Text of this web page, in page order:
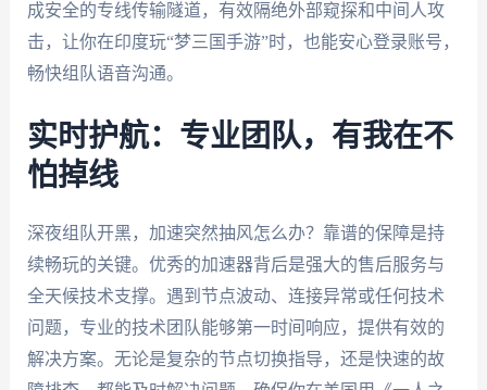
成安全的专线传输隧道，有效隔绝外部窥探和中间人攻
击，让你在印度玩“梦三国手游”时，也能安心登录账号，
畅快组队语音沟通。
实时护航：专业团队，有我在不
怕掉线
深夜组队开黑，加速突然抽风怎么办？靠谱的保障是持
续畅玩的关键。优秀的加速器背后是强大的售后服务与
全天候技术支撑。遇到节点波动、连接异常或任何技术
问题，专业的技术团队能够第一时间响应，提供有效的
解决方案。无论是复杂的节点切换指导，还是快速的故